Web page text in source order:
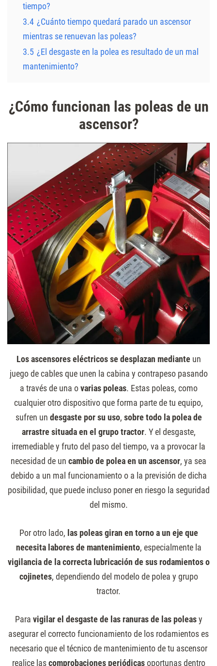
tiempo?
3.4 ¿Cuánto tiempo quedará parado un ascensor
mientras se renuevan las poleas?
3.5 ¿El desgaste en la polea es resultado de un mal
mantenimiento?
¿Cómo funcionan las poleas de un
ascensor?
Los ascensores eléctricos se desplazan mediante un
juego de cables que unen la cabina y contrapeso pasando
a través de una ovarias poleas. Estas poleas, como
cualquier otro dispositivo que forma parte de tu equipo,
sufren un desgaste por su uso, sobre todo la polea de
arrastre situada en el grupo tractor. Y el desgaste,
irremediable y fruto del paso del tiempo, va a provocar la
necesidad de un cambio de polea en un ascensor, ya sea
debido a un mal funcionamiento o a la previsión de dicha
posibilidad, que puede incluso poner en riesgo la seguridad
del mismo.
Por otro lado, las poleas giran en torno a un eje que
necesita labores de mantenimiento, especialmente la
vigilancia de la correcta lubricación de sus rodamientos o
cojinetes, dependiendo del modelo de polea y grupo
tractor.
Para vigilar el desgaste de las ranuras de las poleasy
asegurar el correcto funcionamiento de los rodamientos es
necesario que el técnico de mantenimiento de tu ascensor
realice lascomprobaciones periódicasoportunas dentro